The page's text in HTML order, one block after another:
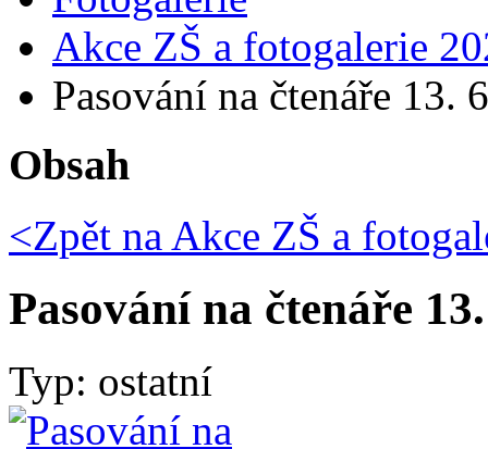
Akce ZŠ a fotogalerie
Pasování na čtenáře 13.
Obsah
<Zpět na Akce ZŠ a
Pasování na čtenáře
Typ: ostatní